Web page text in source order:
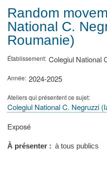
d'Ariane
Random
National C.
Roumanie)
Établissement Colegiul National
Année 2024-2025
Ateliers qui présentent ce sujet
Colegiul National C. Negruzzi
Type
présentation
Exposé
À présenter à tous publics